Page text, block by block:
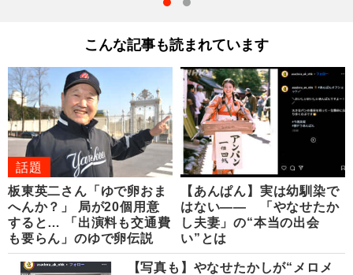
こんな記事も読まれています
話題
板東英二さん「ゆで卵おま
へんか？」 局が20個用意
すると… 「出演料も交通費
も要らん」のゆで卵伝説
【あんぱん】実は幼馴染で
はない―― 「やなせたか
し夫妻」の“本当の出会
い”とは
【写真も】やなせたかしが“メロメ